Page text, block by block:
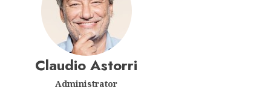
Claudio Astorri
Administrator